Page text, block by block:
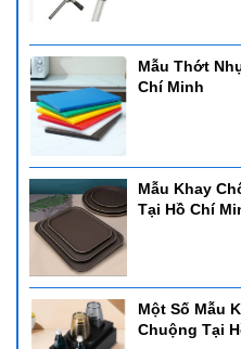
Mẫu Thớt
Chí Minh
Mẫu Khay
Tại Hồ Chí
Một Số Mẫu
Chuộng Tại